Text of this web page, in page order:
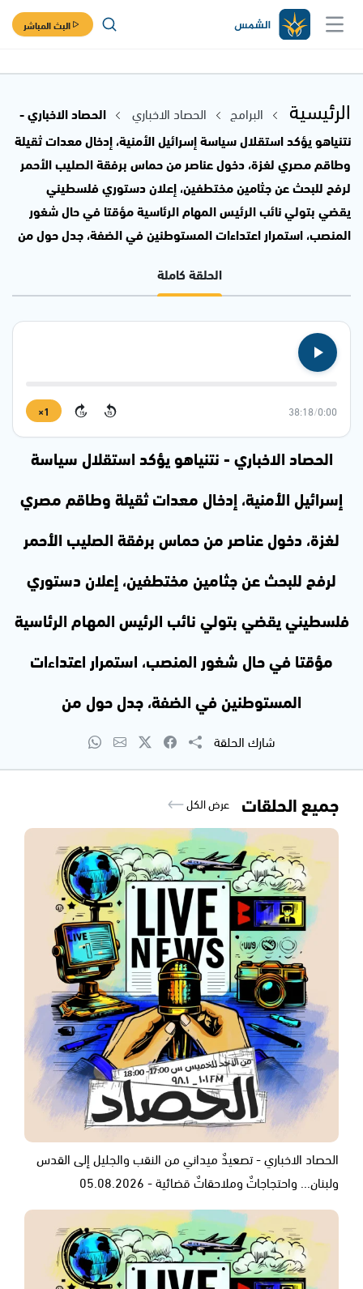
البث المباشر
الرئيسية البرامج الحصاد الاخباري
الحصاد الاخباري -
نتنياهو يؤكد استقلال سياسة إسرائيل الأمنية، إدخال معدات ثقيلة
وطاقم مصري لغزة، دخول عناصر من حماس برفقة الصليب الأحمر
لرفح للبحث عن جثامين مختطفين، إعلان دستوري فلسطيني
يقضي بتولي نائب الرئيس المهام الرئاسية مؤقتا في حال شغور
المنصب، استمرار اعتداءات المستوطنين في الضفة، جدل حول من
الحلقة كاملة
0:00
/
38:18
15
15
1×
الحصاد الاخباري - نتنياهو يؤكد استقلال سياسة
إسرائيل الأمنية، إدخال معدات ثقيلة وطاقم مصري
لغزة، دخول عناصر من حماس برفقة الصليب الأحمر
لرفح للبحث عن جثامين مختطفين، إعلان دستوري
فلسطيني يقضي بتولي نائب الرئيس المهام الرئاسية
مؤقتا في حال شغور المنصب، استمرار اعتداءات
المستوطنين في الضفة، جدل حول من
شارك الحلقة
جميع الحلقات عرض الكل
الحصاد الاخباري - تصعيدٌ ميداني من النقب والجليل إلى القدس
ولبنان... واحتجاجاتٌ وملاحقاتٌ قضائية - 05.08.2026